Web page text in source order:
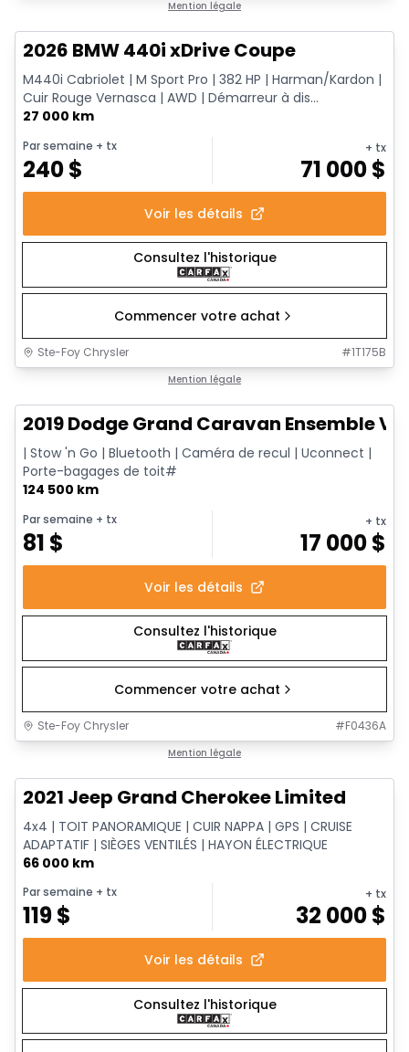
Mention légale
2026 BMW 440i xDrive Coupe
M440i Cabriolet | M Sport Pro | 382 HP | Harman/Kardon |
Cuir Rouge Vernasca | AWD | Démarreur à dis...
27 000 km
Par semaine + tx
240$
+ tx
71 000$
Voir les détails
Consultez l'historique
Commencer votre achat
Ste-Foy Chrysler #1T175B
Mention légale
2019 Dodge Grand Caravan Ensemble
| Stow 'n Go | Bluetooth | Caméra de recul | Uconnect |
Porte-bagages de toit#
124 500 km
Par semaine + tx
81 $
+ tx
17 000$
Voir les détails
Consultez l'historique
Commencer votre achat
Ste-Foy Chrysler #F0436A
Mention légale
2021 Jeep Grand Cherokee Limited
4x4 | TOIT PANORAMIQUE | CUIR NAPPA | GPS | CRUISE
ADAPTATIF | SIÈGES VENTILÉS | HAYON ÉLECTRIQUE
66 000 km
Par semaine + tx
119$
+ tx
32 000$
Voir les détails
Consultez l'historique